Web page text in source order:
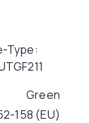
Type:
Green
158 (EU)